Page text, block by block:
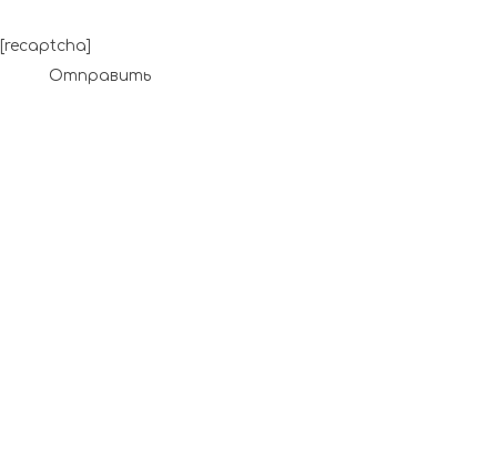
[recaptcha]